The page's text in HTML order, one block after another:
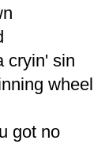
cryin' sin
wheel
got no